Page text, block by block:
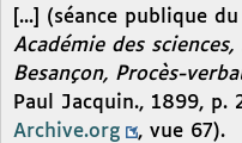
[...] (séance publique
Académie des
Besançon, Procès-
Paul Jacquin., 1899, p.
Archive.org
, vue 67).